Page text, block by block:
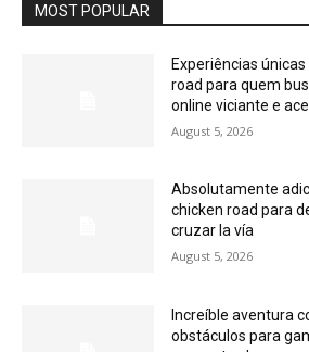
MOST POPULAR
Experiências
road para quem
online viciante e
August 5, 2026
Absolutamente
chicken road para
cruzar la vía
August 5, 2026
Increíble aventura
obstáculos para